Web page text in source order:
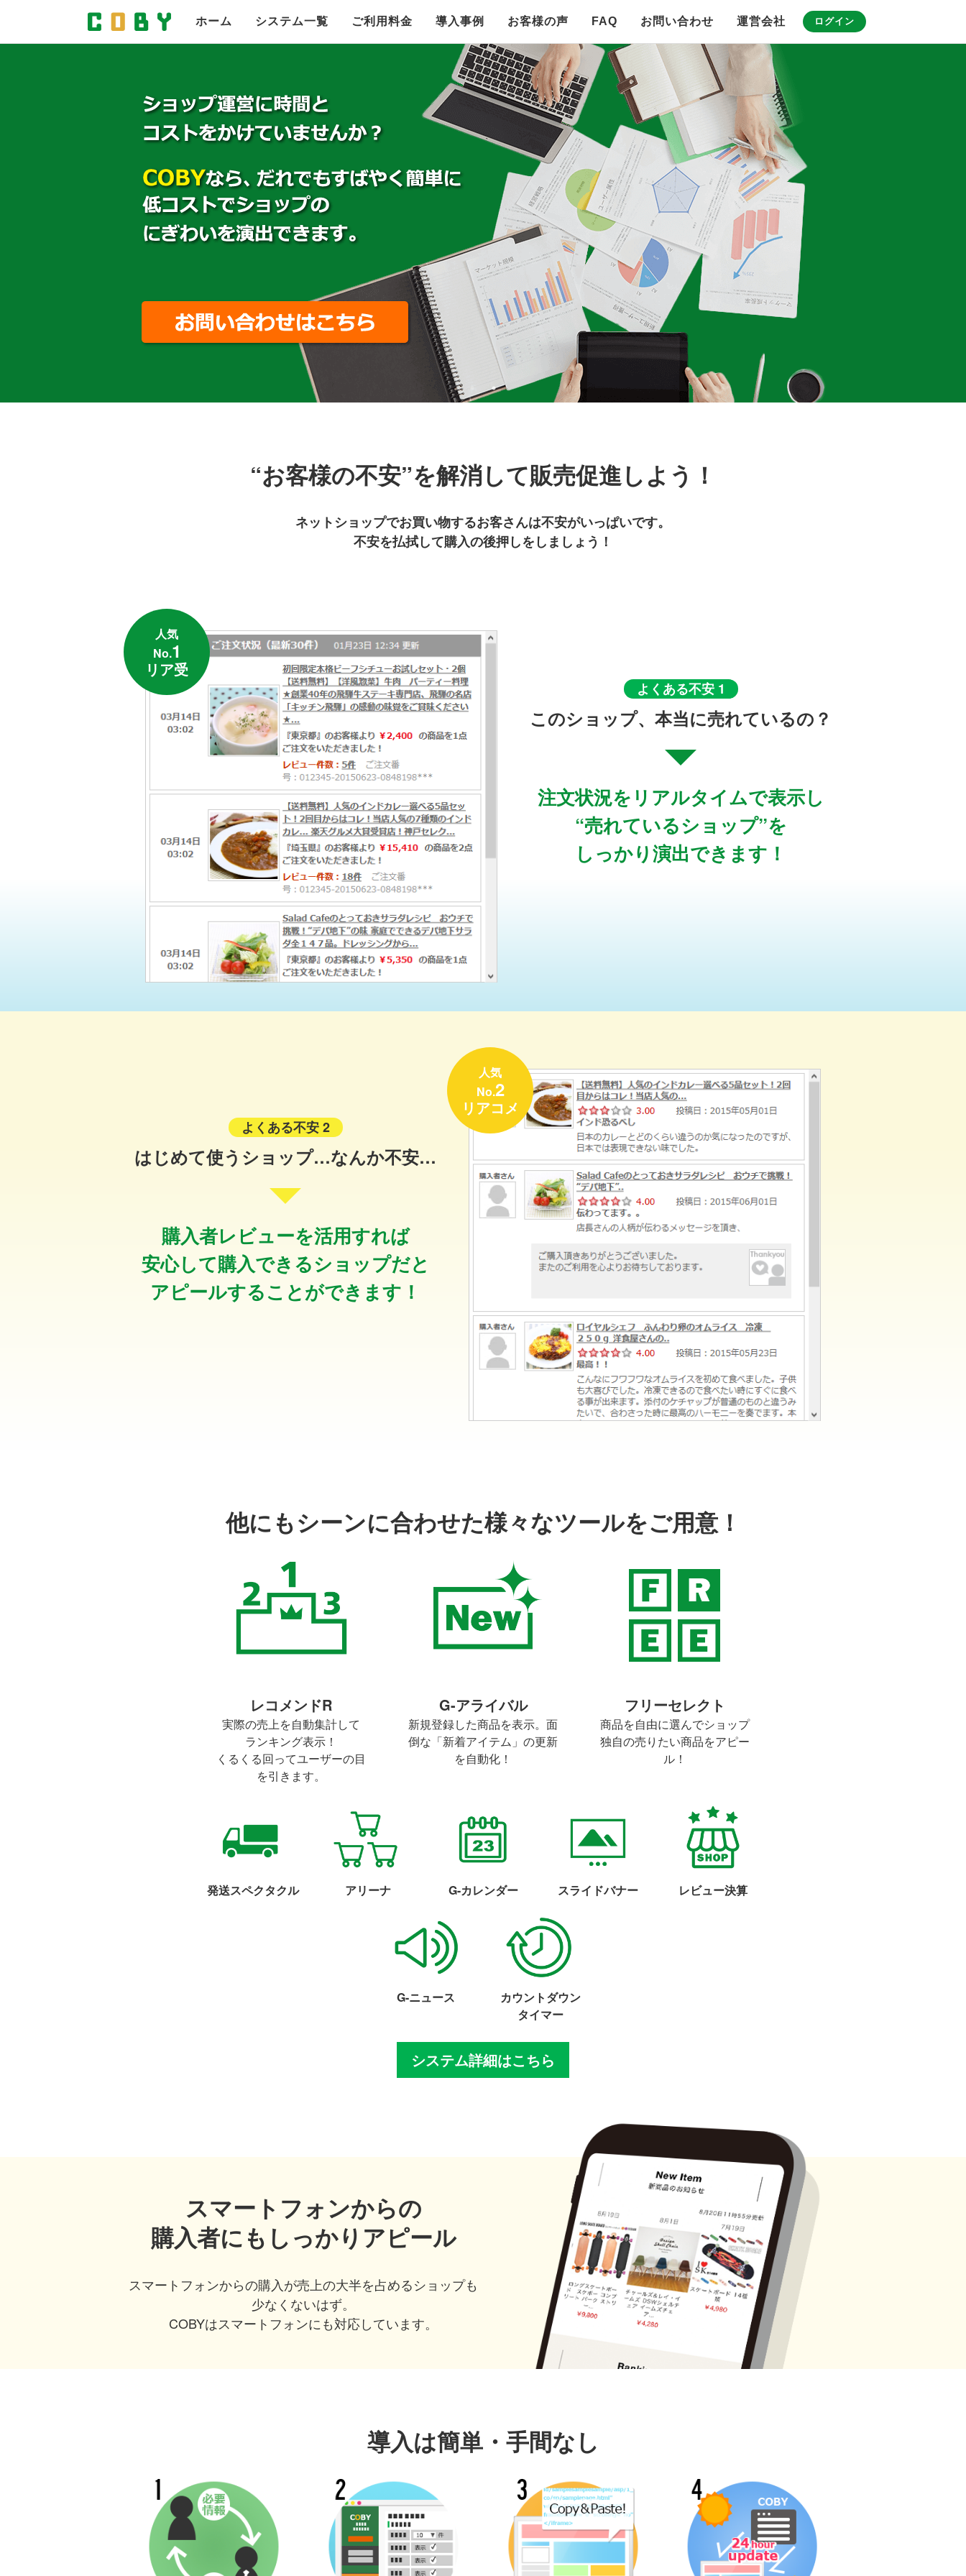
ホーム システム一覧
リアコメ 発送スペクタクル アリーナ G-アライバル G-カレンダー
カウントダウン
タイマー
ご利用料金 導入事例 お客様の声
モール版事例
FAQ お問い合わせ 運営会社 ログイン
“お客様の不安”を解消して販売促進しよう！
ネットショップでお買い物するお客さんは不安がいっぱいです。
不安を払拭して購入の後押しをしましょう！
よくある不安 1
このショップ、本当に売れているの？
注文状況をリアルタイムで表示し
“売れているショップ”を
しっかり演出できます！
人気
No.1
リア受
よくある不安 2
はじめて使うショップ…なんか不安…
購入者レビューを活用すれば
安心して購入できるショップだと
アピールすることができます！
人気
No.2
リアコメ
他にもシーンに合わせた様々なツールをご用意！
レコメンドR
実際の売上を自動集計して
ランキング表示！
くるくる回ってユーザーの目
を引きます。
G-アライバル
新規登録した商品を表示。面
倒な「新着アイテム」の更新
を自動化！
フリーセレクト
商品を自由に選んでショップ
独自の売りたい商品をアピー
ル！
発送スペクタクル アリーナ G-カレンダー スライドバナー レビュー決算
G-ニュース
カウントダウン
タイマー
システム詳細はこちら
スマートフォンからの
購入者にもしっかりアピール
スマートフォンからの購入が売上の大半を占めるショップも
少なくないはず。
COBYはスマートフォンにも対応しています。
導入は簡単・手間なし